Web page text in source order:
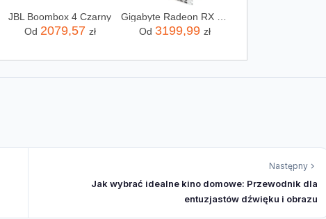
JBL Boombox 4 Czarny
Od 2079,57 zł
Od 3199,99 zł
Następny
Jak wybrać idealne kino domowe: Przewodnik dla
entuzjastów dźwięku i obrazu